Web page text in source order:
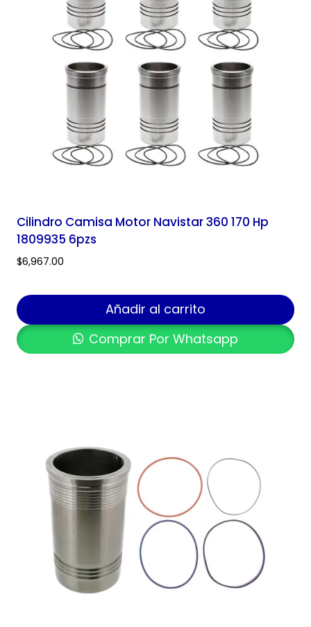
Cilindro Camisa Motor Navistar 360 170 Hp
1809935 6pzs
$6,967.00
Añadir al carrito
Comprar Por Whatsapp